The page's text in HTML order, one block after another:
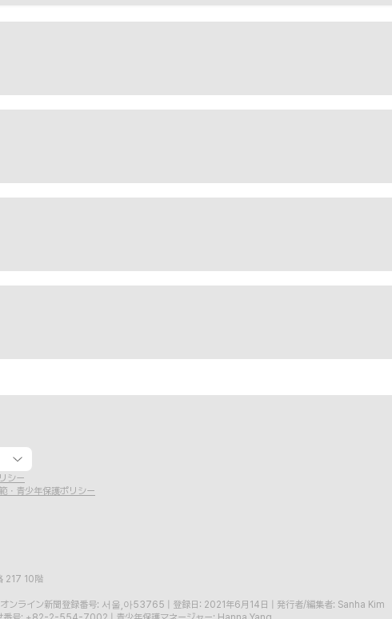
シー
・青少年保護ポリシー
217 10階
オンライン新聞登録番号: 서울,아53765 登録日: 2021年6月14日
発行者/編集者: Sanha Kim